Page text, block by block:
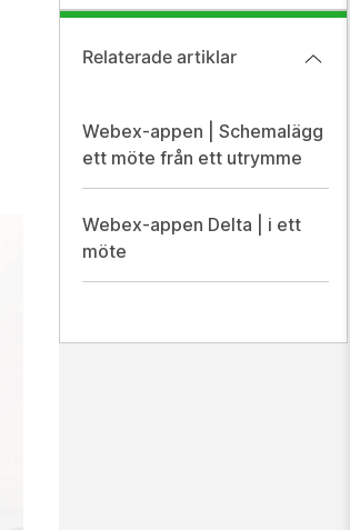
Relaterade artiklar
Webex-appen | Schemalägg
ett möte från ett utrymme
Webex-appen Delta | i ett
möte